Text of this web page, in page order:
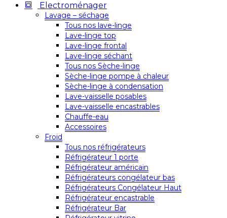
Electroménager
Lavage – séchage
Tous nos lave-linge
Lave-linge top
Lave-linge frontal
Lave-linge séchant
Tous nos Sèche-linge
Sèche-linge pompe à chaleur
Sèche-linge à condensation
Lave-vaisselle posables
Lave-vaisselle encastrables
Chauffe-eau
Accessoires
Froid
Tous nos réfrigérateurs
Réfrigérateur 1 porte
Réfrigérateur américain
Réfrigérateurs congélateur bas
Réfrigérateurs Congélateur Haut
Réfrigérateur encastrable
Réfrigérateur Bar